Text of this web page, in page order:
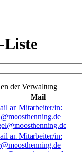
Liste
der Verwaltung
Mail